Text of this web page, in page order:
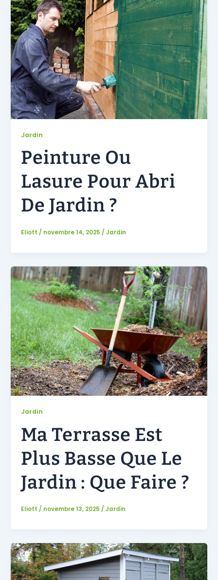
Jardin
Peinture Ou
Lasure Pour Abri
De Jardin ?
Eliott / novembre 14, 2025 / Jardin
Jardin
Ma Terrasse Est
Plus Basse Que Le
Jardin : Que Faire ?
Eliott / novembre 13, 2025 / Jardin